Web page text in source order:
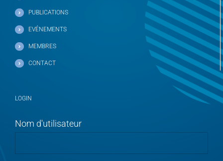
PUBLICATIONS
EVÉNEMENTS
MEMBRES
CONTACT
LOGIN
Nom d'utilisateur